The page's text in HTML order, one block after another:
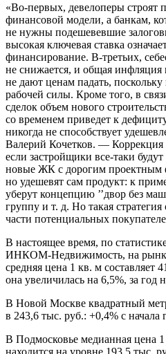
«Во-первых, девелоперы строят
финансовой модели, а банкам,
не нужны подешевевшие
высокая ключевая ставка
финансирование. В-третьих,
не снижается, и общая
не дают ценам падать,
рабочей силы. Кроме того, в
сделок объем нового
со временем приведет к
никогда не способствует
Валерий Кочетков. — Коррекция
если застройщики все-таки
новые ЖК с дорогим проектным
но удешевят сам продукт: к
уберут концепцию ’’двор без
группу и т. д. Но такая
части потенциальных
В настоящее время, по
ИНКОМ-Недвижимость, на
средняя цена 1 кв. м составляет
она увеличилась на 6,5%, за год
В Новой Москве квадратный
в 243,6 тыс. руб.: +0,4% с начала
В Подмосковье медианная цена
находится на уровне 193,5 тыс.